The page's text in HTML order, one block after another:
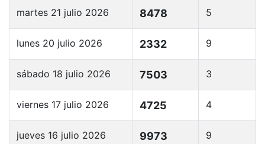
martes 21 julio 2026 8478 5
lunes 20 julio 2026 2332 9
sábado 18 julio 2026 7503 3
viernes 17 julio 2026 4725 4
jueves 16 julio 2026 9973 9